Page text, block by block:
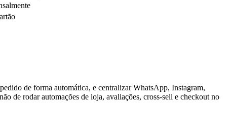
de forma automática, e centralizar WhatsApp, Instagram,
de rodar automações de loja, avaliações, cross-sell e checkout no